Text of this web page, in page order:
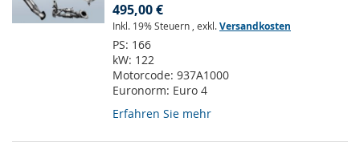
495,00 €
Inkl. 19% Steuern , exkl.Versandkosten
PS: 166
kW: 122
Motorcode: 937A1000
Euronorm: Euro 4
Erfahren Sie mehr